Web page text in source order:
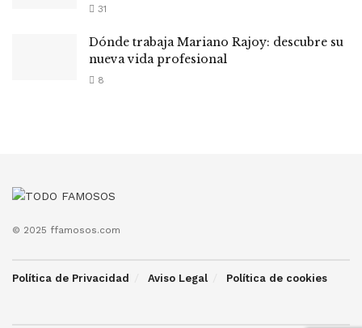
31
Dónde trabaja Mariano Rajoy: descubre su
nueva vida profesional
8
© 2025 ffamosos.com
Política de Privacidad Aviso Legal Política de cookies